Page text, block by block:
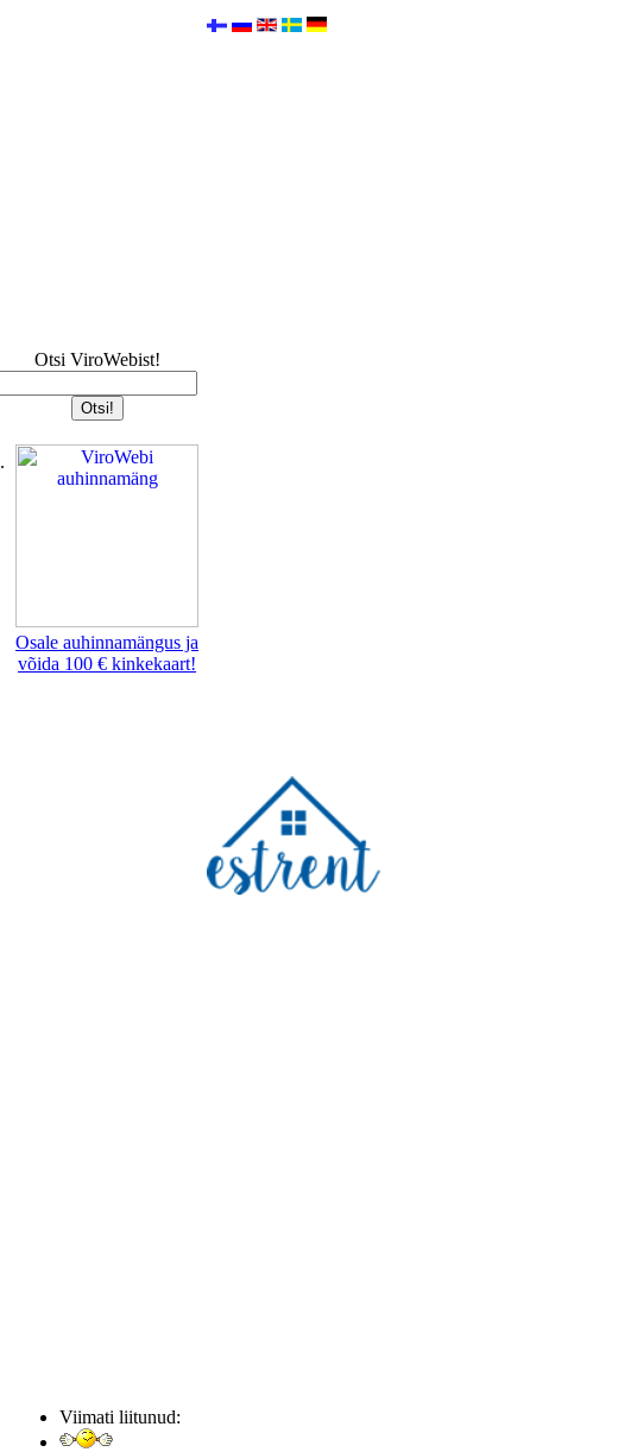
Otsi ViroWebist!
.
Osale auhinnamängus ja
võida 100 € kinkekaart!
Viimati liitunud: